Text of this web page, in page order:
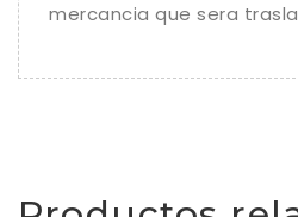
mercancia que sera